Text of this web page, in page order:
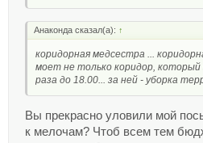
Анаконда сказал(а): ↑
коридорная медсестра ...
моет не только коридор, который
раза до 18.00... за ней - уборка
Вы прекрасно уловили мой
к мелочам? Чтоб всем тем